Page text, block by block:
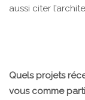
aussi citer
Quels projets
vous comme